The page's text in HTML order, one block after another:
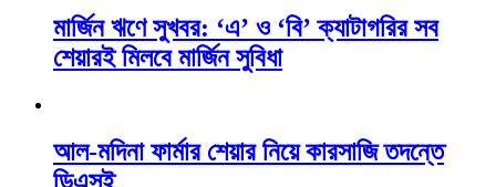
মার্জিন ঋণে সুখবর: ‘এ’ ও ‘বি’ ক্যাটাগরির সব
শেয়ারই মিলবে মার্জিন সুবিধা
আল-মদিনা ফার্মার শেয়ার নিয়ে কারসাজি তদন্তে